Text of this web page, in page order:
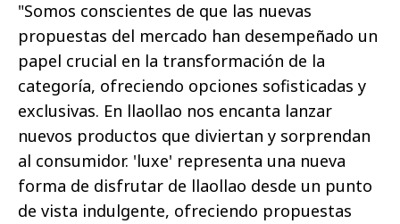
"Somos conscientes de que las nuevas
propuestas del mercado han desempeñado un
papel crucial en la transformación de la
categoría, ofreciendo opciones sofisticadas y
exclusivas. En llaollao nos encanta lanzar
nuevos productos que diviertan y sorprendan
al consumidor. 'luxe' representa una nueva
forma de disfrutar de llaollao desde un punto
de vista indulgente, ofreciendo propuestas